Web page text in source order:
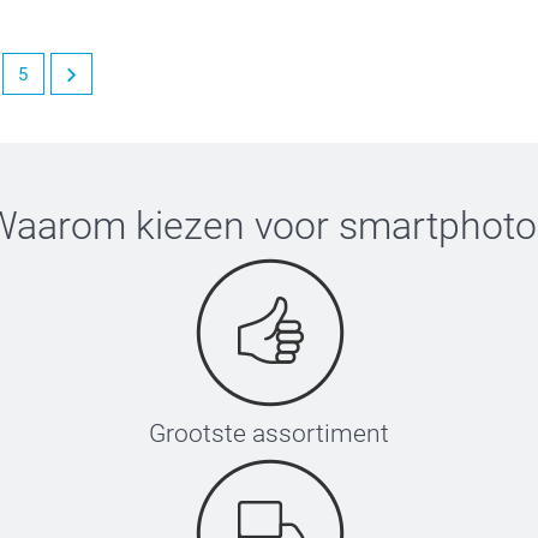
bloempotje. Heel veel plezier er van!
5
kiezen voor smartphoto
Grootste assortiment